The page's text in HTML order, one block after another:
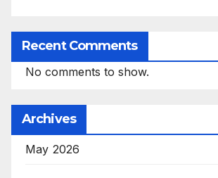
Recent Comments
No comments to show.
Archives
May 2026